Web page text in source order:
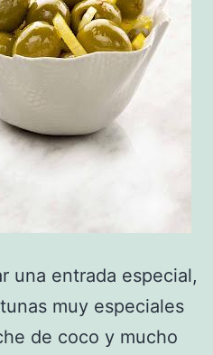
una entrada especial,
muy especiales
de coco y mucho